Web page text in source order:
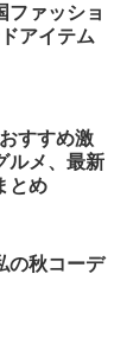
ファッショ
アイテム
すすめ激
ルメ、最新
とめ
の秋コーデ